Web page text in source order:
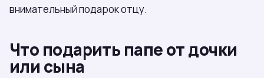
внимательный подарок отцу.
Что подарить папе от дочки
или сына